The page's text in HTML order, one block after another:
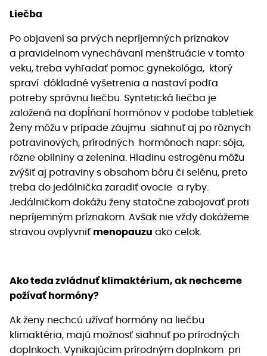
Liečba
Po objavení sa prvých nepríjemných príznakov
a pravidelnom vynechávaní menštruácie v tomto
veku, treba vyhľadať pomoc gynekológa, ktorý
spraví dôkladné vyšetrenia a nastaví podľa
potreby správnu liečbu. Syntetická liečba je
založená na dopĺňaní hormónov v podobe tabletiek.
Ženy môžu v prípade záujmu siahnuť aj po rôznych
potravinových, prírodných hormónoch napr: sója,
rôzne obilniny a zelenina. Hladinu estrogénu môžu
zvýšiť aj potraviny s obsahom bóru či selénu, preto
treba do jedálnička zaradiť ovocie a ryby.
Jedálničkom dokážu ženy statočne zabojovať proti
nepríjemným príznakom. Avšak nie vždy dokážeme
stravou ovplyvniť menopauzu ako celok.
Ako teda zvládnuť klimaktérium, ak nechceme
požívať hormóny?
Ak ženy nechcú užívať hormóny na liečbu
klimaktéria, majú možnosť siahnuť po prírodných
doplnkoch. Vynikajúcim prírodným doplnkom pri